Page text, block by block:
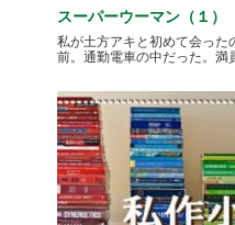
スーパーウーマン（１）
私が土方アキと初めて会った
前。通勤電車の中だった。満